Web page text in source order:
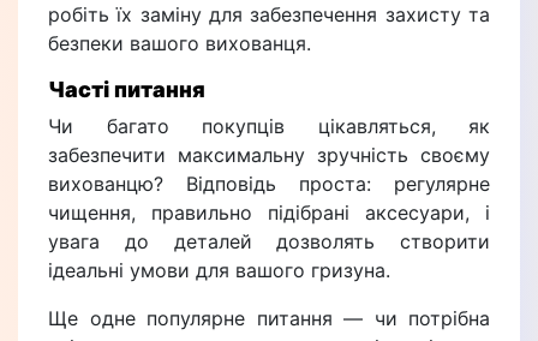
робіть їх заміну для забезпечення захисту та
безпеки вашого вихованця.
Часті питання
Чи багато покупців цікавляться, як
забезпечити максимальну зручність своєму
вихованцю? Відповідь проста: регулярне
чищення, правильно підібрані аксесуари, і
увага до деталей дозволять створити
ідеальні умови для вашого гризуна.
Ще одне популярне питання — чи потрібна